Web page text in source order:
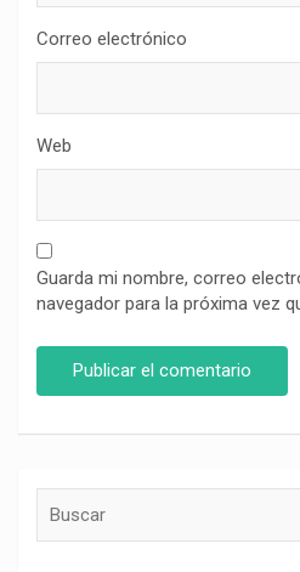
Correo electrónico
Web
Guarda mi nombre, correo
navegador para la próxima vez